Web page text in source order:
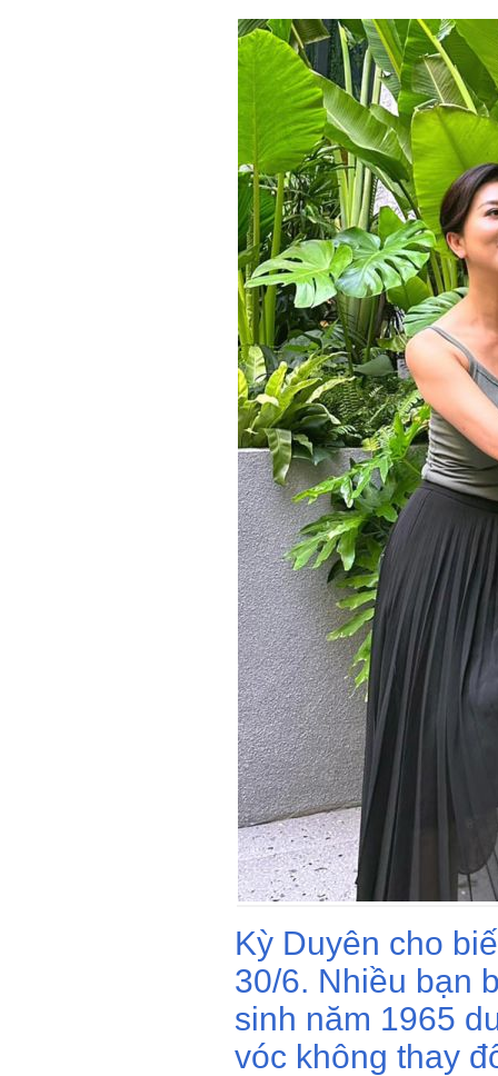
Kỳ Duyên cho
30/6. Nhiều bạn
sinh năm 1965
vóc không thay